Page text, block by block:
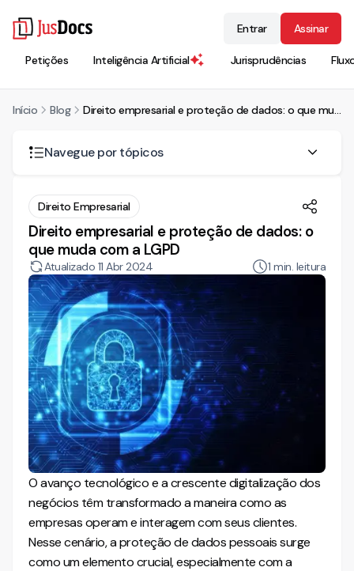
Petições Inteligência Artificial Jurisprudências
Entrar Assinar
Início Blog Direito empresarial e proteção de dados: o que muda com a LGPD
Navegue por tópicos
Entendendo a LGPD no contexto empresarial
Responsabilidades das empresas
Consentimento e direitos dos titulares
Impacto nas relações comerciais e contratuais
Implementação da LGPD nas empresas
Desafios e oportunidades
Considerações finais
Deseja aprofundar ainda mais sobre o Direito Empresarial?
Confira nossos outros materiais sobre este assunto.
Direito Empresarial
Direito empresarial e proteção de dados: o
que muda com a LGPD
Atualizado 11 Abr 2024 1 min. leitura
O avanço tecnológico e a crescente digitalização dos
negócios têm transformado a maneira como as
empresas operam e interagem com seus clientes.
Nesse cenário, a proteção de dados pessoais surge
como um elemento crucial, especialmente com a